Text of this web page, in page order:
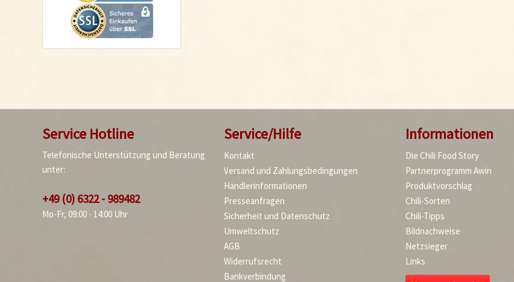
Service Hotline
Telefonische Unterstützung und Beratung
unter:
+49 (0) 6322 - 989482
Mo-Fr, 09:00 - 14:00 Uhr
Service/Hilfe
Kontakt
Versand und Zahlungsbedingungen
Händlerinformationen
Presseanfragen
Sicherheit und Datenschutz
Umweltschutz
AGB
Widerrufsrecht
Bankverbindung
Informationen
Die Chili Food Story
Partnerprogramm Awin
Produktvorschlag
Chili-Sorten
Chili-Tipps
Bildnachweise
Netzsieger
Links